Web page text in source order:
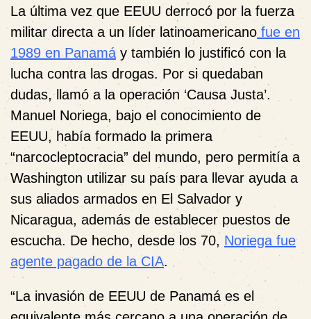
La última vez que EEUU derrocó por la fuerza
militar directa a un líder latinoamericano fue en
1989 en Panamá y también lo justificó con la
lucha contra las drogas. Por si quedaban
dudas, llamó a la operación ‘Causa Justa’.
Manuel Noriega, bajo el conocimiento de
EEUU, había formado la primera
“narcocleptocracia” del mundo, pero permitía a
Washington utilizar su país para llevar ayuda a
sus aliados armados en El Salvador y
Nicaragua, además de establecer puestos de
escucha. De hecho, desde los 70, Noriega fue
agente pagado de la CIA.
“La invasión de EEUU de Panamá es el